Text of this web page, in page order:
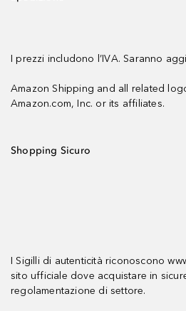
I prezzi includono l’IVA. Saranno
Amazon Shipping and all related
Amazon.com, Inc. or its affiliates.
Shopping Sicuro
I Sigilli di autenticità riconoscono
sito ufficiale dove acquistare in
regolamentazione di settore.